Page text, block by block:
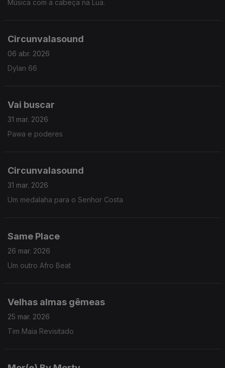
Música com a cabeça na Lua.
Circunvalasound
06 abr. 2026
Dylan 66
Vai buscar
31 mar. 2026
Pawa e poderes
Circunvalasound
31 mar. 2026
Um medalaha para o Senhor Costa
Same Place
26 mar. 2026
Um outro Afro Beat
Velhas almas gêmeas
25 mar. 2026
Tim Maia Revisitado